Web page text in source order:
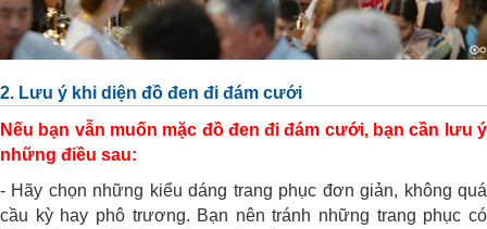
2. Lưu ý khi diện đồ đen đi đám cưới
Nếu bạn vẫn muốn mặc đồ đen đi đám cưới, bạn cần lưu ý
những điều sau:
- Hãy chọn những kiểu dáng trang phục đơn giản, không quá
cầu kỳ hay phô trương. Bạn nên tránh những trang phục có